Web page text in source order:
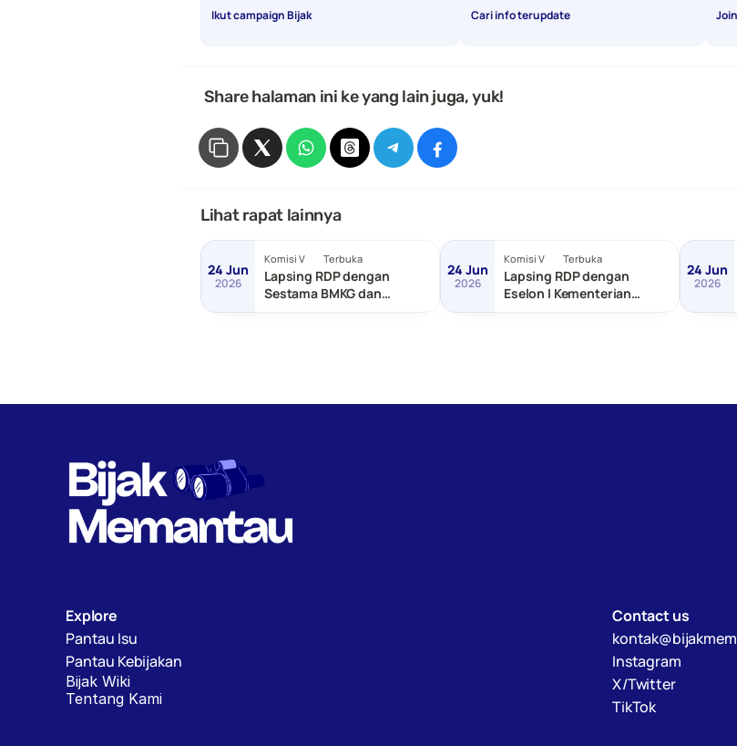
Ikut campaign Bijak Cari info terupdate
Share halaman ini ke yang lain juga, yuk!
Lihat rapat lainnya
24 Jun
2026
Komisi V Terbuka
Lapsing RDP dengan
Sestama BMKG dan
24 Jun
2026
Komisi V Terbuka
Lapsing RDP dengan
Eselon I Kementerian
24 Jun
2026
Explore
Pantau Isu
Pantau Kebijakan
Tentang Kami
Bijak Wiki
Contact us
Instagram
X/Twitter
TikTok